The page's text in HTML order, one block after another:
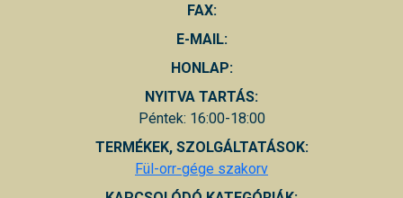
FAX:
E-MAIL:
HONLAP:
NYITVA TARTÁS:
Péntek: 16:00-18:00
TERMÉKEK, SZOLGÁLTATÁSOK:
Fül-orr-gége szakorv